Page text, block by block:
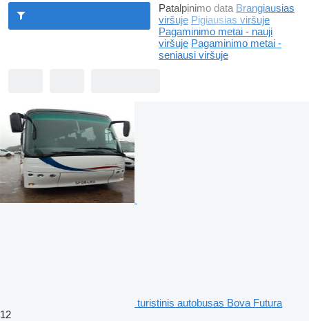
Patalpinimo data Brangiausias
viršuje Pigiausias viršuje
Pagaminimo metai - nauji
viršuje Pagaminimo metai -
seniausi viršuje
turistinis autobusas Bova Futura
12